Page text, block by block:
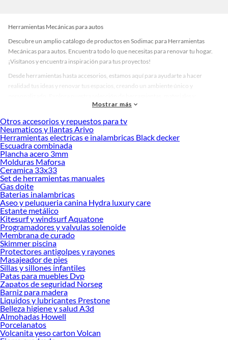
Herramientas Mecánicas para autos
Descubre un amplio catálogo de productos en Sodimac para Herramientas
Mecánicas para autos. Encuentra todo lo que necesitas para renovar tu hogar.
¡Visítanos y encuentra inspiración para tus proyectos!
Desde herramientas hasta accesorios, estamos aquí para ayudarte a hacer
realidad tus ideas y renovar tus espacios, creando un ambiente único y
accesorios de calidad que te ayudarán a crear un espacio más tú.
Desde remodelaciones hasta proyectos de decoración, estamos aquí para hacer
tus ideas realidad. ¡Visítanos y encuentra todo lo que tenemos para ofrecerte en
Herramientas Mecánicas para autos!
Explora la variedad de productos de Herramientas Mecánicas para
autos en Sodimac
Herramientas, materiales y accesorios de calidad para tus proyectos y
renovación de espacios. ¡Visítanos y descubre todo lo que tenemos para
ofrecerte!
Encuentra una amplia variedad de productos de Herramientas Mecánicas para
autos en Sodimac. Encuentra todo lo necesario para tus proyectos de
renovación y decoración. ¡Visítanos y haz tus ideas realidad!
Mostrar más
Otros accesorios y repuestos para tv
Neumaticos y llantas Arivo
Herramientas electricas e inalambricas Black decker
Escuadra combinada
Plancha acero 3mm
Molduras Maforsa
Ceramica 33x33
Set de herramientas manuales
Gas doite
Baterias inalambricas
Aseo y peluqueria canina Hydra luxury care
Estante metálico
Kitesurf y windsurf Aquatone
Programadores y valvulas solenoide
Membrana de curado
Skimmer piscina
Protectores antigolpes y rayones
Masajeador de pies
Sillas y sillones infantiles
Patas para muebles Dvp
Zapatos de seguridad Norseg
Barniz para madera
Liquidos y lubricantes Prestone
Belleza higiene y salud A3d
Almohadas Howell
Porcelanatos
Volcanita yeso carton Volcan